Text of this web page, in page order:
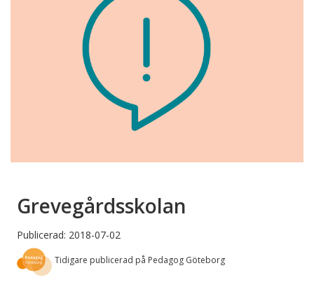
Grevegårdsskolan
Publicerad: 2018-07-02
Tidigare publicerad på Pedagog Göteborg